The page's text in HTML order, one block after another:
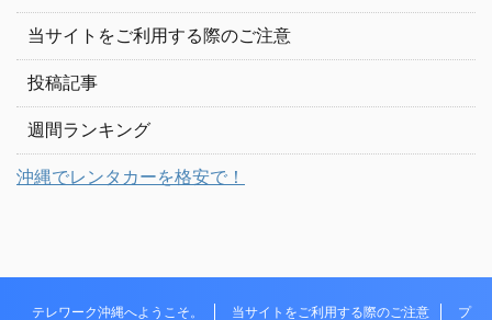
当サイトをご利用する際のご注意
投稿記事
週間ランキング
沖縄でレンタカーを格安で！
テレワーク沖縄へようこそ。 当サイトをご利用する際のご注意 プ